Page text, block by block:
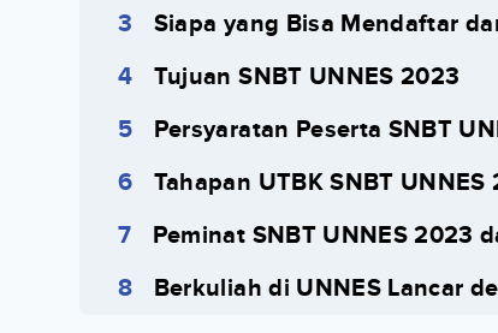
Siapa yang Bisa Mendaftar
Tujuan SNBT UNNES 2023
Persyaratan Peserta SNBT
Tahapan UTBK SNBT UNNES
Peminat SNBT UNNES 2023
Berkuliah di UNNES Lancar